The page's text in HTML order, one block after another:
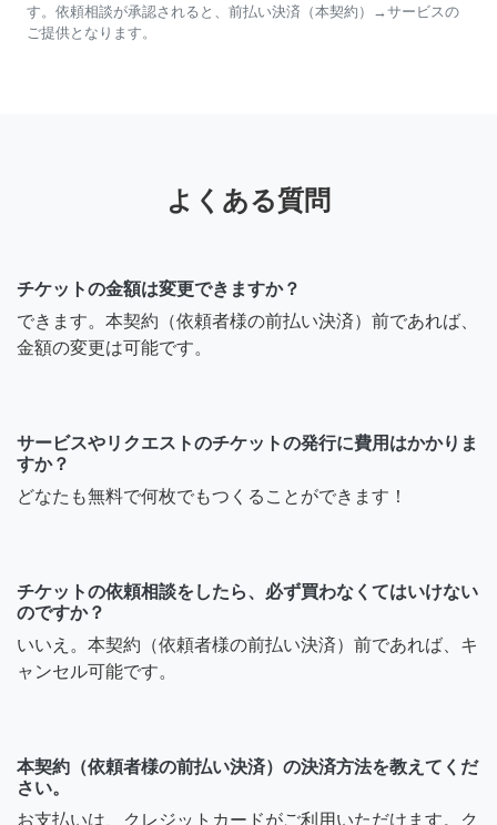
す。依頼相談が承認されると、前払い決済（本契約）→サービスの
ご提供となります。
よくある質問
チケットの金額は変更できますか？
できます。本契約（依頼者様の前払い決済）前であれば、
金額の変更は可能です。
サービスやリクエストのチケットの発行に費用はかかりま
すか？
どなたも無料で何枚でもつくることができます！
チケットの依頼相談をしたら、必ず買わなくてはいけない
のですか？
いいえ。本契約（依頼者様の前払い決済）前であれば、キ
ャンセル可能です。
本契約（依頼者様の前払い決済）の決済方法を教えてくだ
さい。
お支払いは、クレジットカードがご利用いただけます。ク